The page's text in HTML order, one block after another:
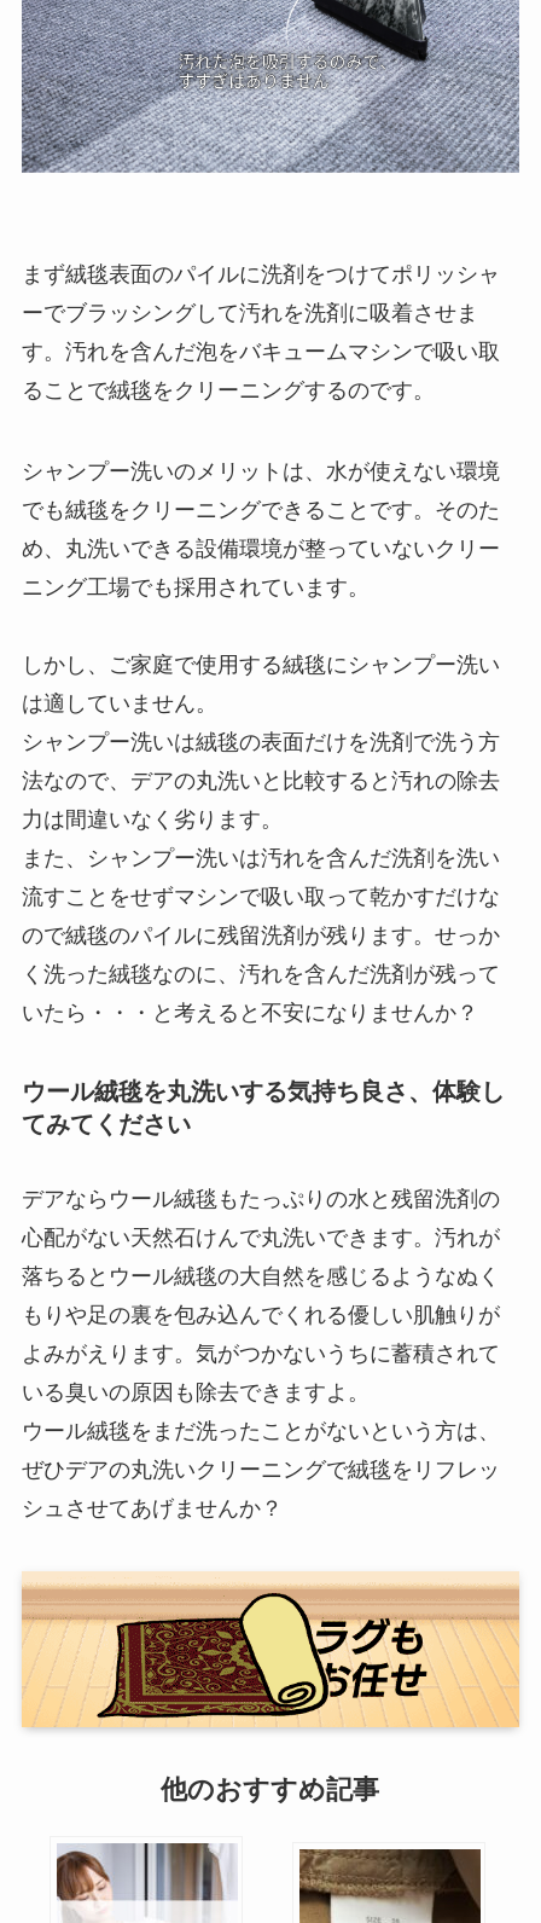
まず絨毯表面のパイルに洗剤をつけてポリッシャ
ーでブラッシングして汚れを洗剤に吸着させま
す。汚れを含んだ泡をバキュームマシンで吸い取
ることで絨毯をクリーニングするのです。
シャンプー洗いのメリットは、水が使えない環境
でも絨毯をクリーニングできることです。そのた
め、丸洗いできる設備環境が整っていないクリー
ニング工場でも採用されています。
しかし、ご家庭で使用する絨毯にシャンプー洗い
は適していません。
シャンプー洗いは絨毯の表面だけを洗剤で洗う方
法なので、デアの丸洗いと比較すると汚れの除去
力は間違いなく劣ります。
また、シャンプー洗いは汚れを含んだ洗剤を洗い
流すことをせずマシンで吸い取って乾かすだけな
ので絨毯のパイルに残留洗剤が残ります。せっか
く洗った絨毯なのに、汚れを含んだ洗剤が残って
いたら・・・と考えると不安になりませんか？
ウール絨毯を丸洗いする気持ち良さ、体験し
てみてください
デアならウール絨毯もたっぷりの水と残留洗剤の
心配がない天然石けんで丸洗いできます。汚れが
落ちるとウール絨毯の大自然を感じるようなぬく
もりや足の裏を包み込んでくれる優しい肌触りが
よみがえります。気がつかないうちに蓄積されて
いる臭いの原因も除去できますよ。
ウール絨毯をまだ洗ったことがないという方は、
ぜひデアの丸洗いクリーニングで絨毯をリフレッ
シュさせてあげませんか？
他のおすすめ記事